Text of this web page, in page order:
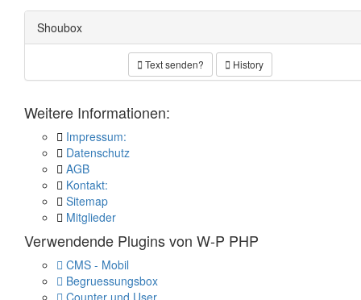
Shoubox
Text senden? History
Weitere Informationen:
Impressum:
Datenschutz
AGB
Kontakt:
Sitemap
Mitglieder
Verwendende Plugins von W-P PHP
CMS - Mobil
Begruessungsbox